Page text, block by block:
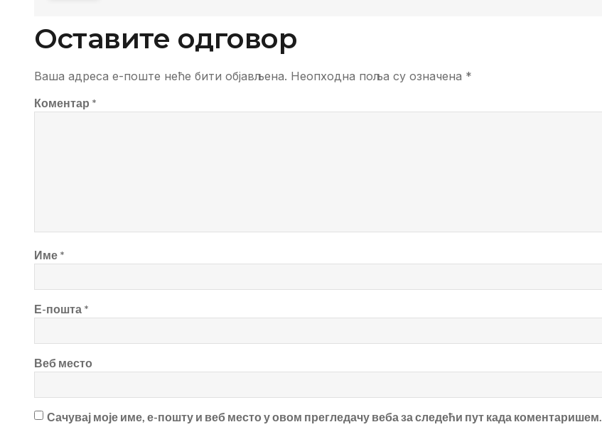
Оставите одговор
Ваша адреса е-поште неће бити објављена. Неопходна поља су означена *
Коментар *
Име *
Е-пошта *
Веб место
Сачувај моје име, е-пошту и веб место у овом прегледачу веба за следећи пут када коментаришем.